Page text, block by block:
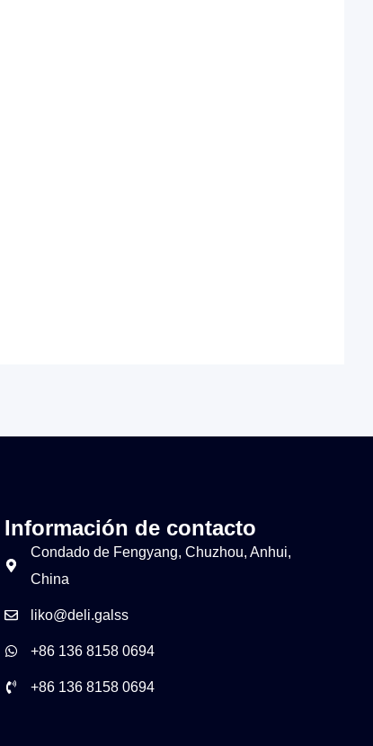
Información de contacto
Condado de Fengyang, Chuzhou, Anhui,
China
liko@deli.galss
+86 136 8158 0694
+86 136 8158 0694